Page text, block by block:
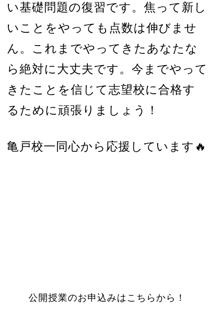
い基礎問題の復習です。焦って新し
いことをやっても点数は伸びませ
ん。これまでやってきたあなたな
ら絶対に大丈夫です。今までやって
きたことを信じて志望校に合格す
るために頑張りましょう！
亀戸校一同心から応援しています🔥
公開授業のお申込みはこちらから！